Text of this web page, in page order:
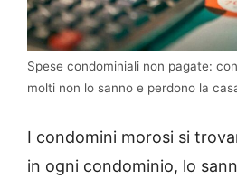
Spese condominiali non pagate:
molti non lo sanno e perdono la
I condomini morosi si
in ogni condominio, lo